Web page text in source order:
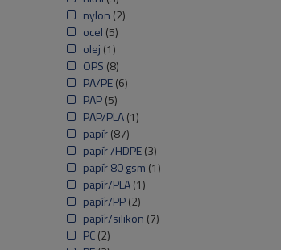
nylon (2)
ocel (5)
olej (1)
OPS (8)
PA/PE(6)
PAP(5)
PAP/PLA(1)
papír(87)
papír /HDPE(3)
papír 80 gsm (1)
papír/PLA(1)
papír/PP(2)
papír/silikon (7)
PC(2)